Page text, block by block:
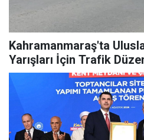
Kahramanmaraş'ta
Yarışları İçin Trafik